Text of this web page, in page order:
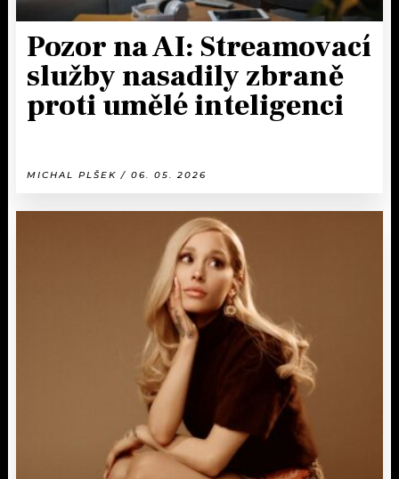
Pozor na AI: Streamovací
služby nasadily zbraně
proti umělé inteligenci
MICHAL PLŠEK / 06. 05. 2026